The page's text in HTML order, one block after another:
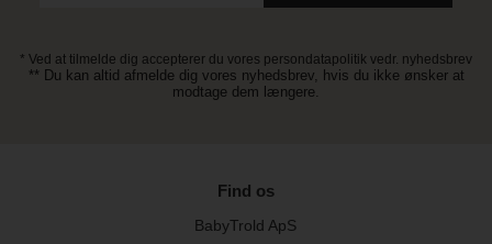
* Ved at tilmelde dig accepterer du vores persondatapolitik vedr. nyhedsbrev
** Du kan altid afmelde dig vores nyhedsbrev, hvis du ikke ønsker at
modtage dem længere.
Find os
BabyTrold ApS